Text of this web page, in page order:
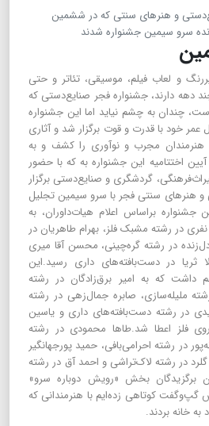
و هنرهای سنتی که در ششمین
سرو سیمین جشنواره شدند
و لعاب فیلم، موسیقی، تئاتر و حتی
دهه دارند، جشنواره فجر صنایع‌دستی که
چندان به چشم نیاید اما این جشنواره
خود‌ با قدرت و قوت برگزار شد و آثاری
مجرب و نوآوری را کشف و به
اختتامیه این جشنواره به که با حضور
گردشگری و صنایع‌دستی برگزار
و هنرهای سنتی فجر با سرو سیمین تجلیل
براساس اعلام هیات‌داوران، به
در رشته مشبک فلز، بهرام طاهریان در
در رشته گره‌چینی، محسن آقا میری
در دست‌بافته‌های داری رسید.این
داشت که به امیر برق‌زادگان در رشته
ملیله‌سازی، صابره جمال‌زهی در رشته
در رشته دست‌بافته‌های داری و یاسین
فلز اعطا شد.طاها محمودی در رشته
در رشته احرامی‌بافی، حمید پورجهانگیر
در رشته لاک‌تراشی و احمد آق در رشته
برگزیدگان بخش «رویش دوباره سرو»
گپ‌و‌گفت کوتاهی زده‌ایم با هنرمندانی که
خانه بردند.